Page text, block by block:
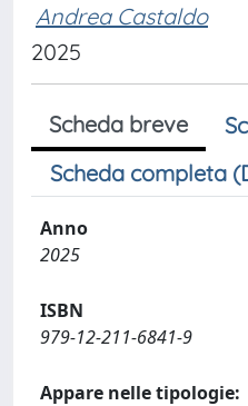
Andrea Castaldo
2025
Scheda breve
Scheda completa
Anno
2025
ISBN
979-12-211-6841-9
Appare nelle tipologie: